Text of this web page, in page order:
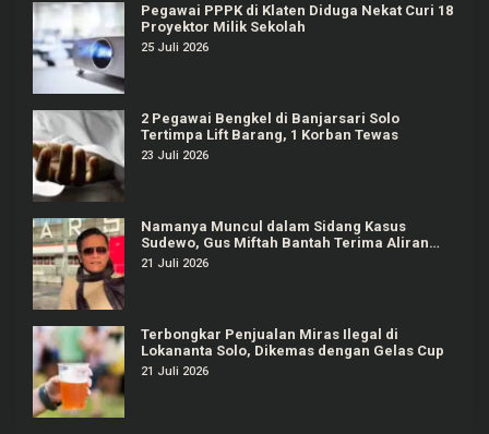
Pegawai PPPK di Klaten Diduga Nekat Curi 18
Proyektor Milik Sekolah
25 Juli 2026
2 Pegawai Bengkel di Banjarsari Solo
Tertimpa Lift Barang, 1 Korban Tewas
23 Juli 2026
Namanya Muncul dalam Sidang Kasus
Sudewo, Gus Miftah Bantah Terima Aliran
Dana Rp100 Juta
21 Juli 2026
Terbongkar Penjualan Miras Ilegal di
Lokananta Solo, Dikemas dengan Gelas Cup
21 Juli 2026